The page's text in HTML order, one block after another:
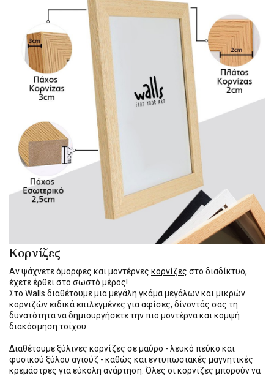
Κορνίζες
Αν ψάχνετε όμορφες και μοντέρνες κορνίζες στο διαδίκτυο,
έχετε έρθει στο σωστό μέρος!
Στο Walls διαθέτουμε μια μεγάλη γκάμα μεγάλων και μικρών
κορνιζών ειδικά επιλεγμένες για αφίσες, δίνοντάς σας τη
δυνατότητα να δημιουργήσετε την πιο μοντέρνα και κομψή
διακόσμηση τοίχου.
Διαθέτουμε ξύλινες κορνίζες σε μαύρο - λευκό πεύκο και
φυσικού ξύλου αγιούζ - καθώς και εντυπωσιακές μαγνητικές
κρεμάστρες για εύκολη ανάρτηση. Όλες οι κορνίζες μπορούν να